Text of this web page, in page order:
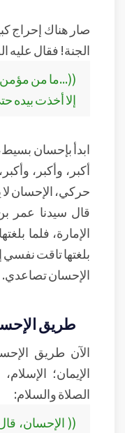
صار هناك إحراج
الجنة! فقال عليه
((...ما من
إلا أخذت بيده
ابدأ بإحسان
أكبر، وأكبر،
حركي، الإحسان
قال سيدنا عمر
الإمارة، فلما
بلغتها تاقت نفسي
الإحسان تصاعدي.
طريق
الآن طريق
الإيمان؛
الصلاة والسلام:
(( الإحسان،